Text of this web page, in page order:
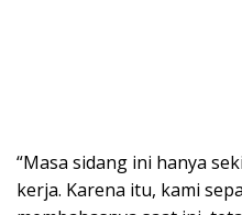
“Masa sidang ini hanya
kerja. Karena itu, kami